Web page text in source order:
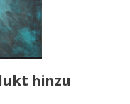
hinzu